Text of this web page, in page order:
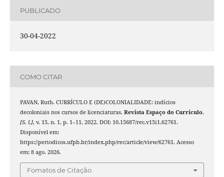
PUBLICADO
30-04-2022
COMO CITAR
PAVAN, Ruth. CURRÍCULO E (DE)COLONIALIDADE: indícios
decoloniais nos cursos de licenciaturas. Revista Espaço do Currículo,
[S. l.], v. 15, n. 1, p. 1–11, 2022. DOI: 10.15687/rec.v15i1.62761.
Disponível em:
https://periodicos.ufpb.br/index.php/rec/article/view/62761. Acesso
em: 8 ago. 2026.
Fomatos de Citação